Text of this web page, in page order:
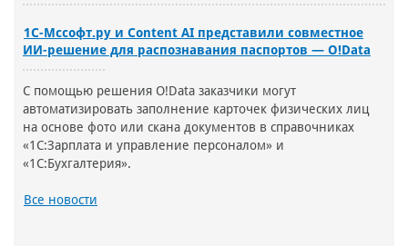
1С-Мссофт.ру и Content AI представили совместное
ИИ-решение для распознавания паспортов — O!Data
С помощью решения O!Data заказчики могут
автоматизировать заполнение карточек физических лиц
на основе фото или скана документов в справочниках
«1С:Зарплата и управление персоналом» и
«1С:Бухгалтерия».
Все новости